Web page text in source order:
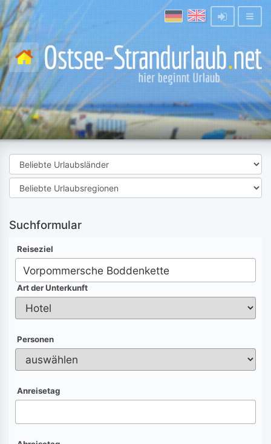
Suchformular
Reiseziel
Art der Unterkunft
Personen
Anreisetag